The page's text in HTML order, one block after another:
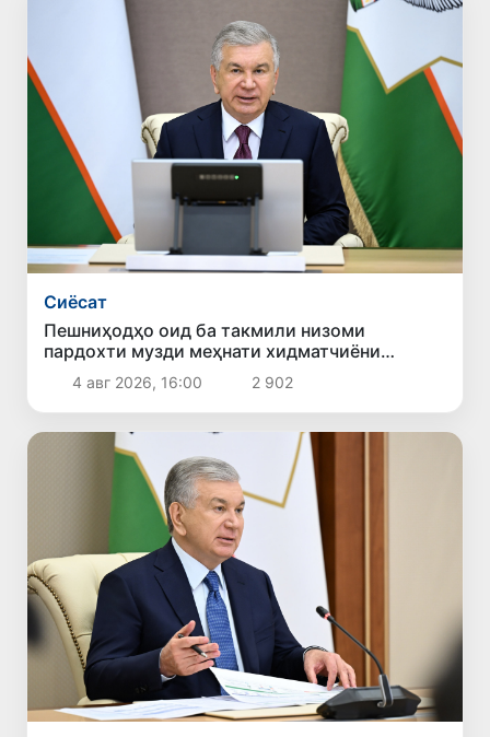
Сиёсат
Пешниҳодҳо оид ба такмили низоми
пардохти музди меҳнати хидматчиёни
давлатӣ баррасӣ шуданд
4 авг 2026, 16:00 2 902